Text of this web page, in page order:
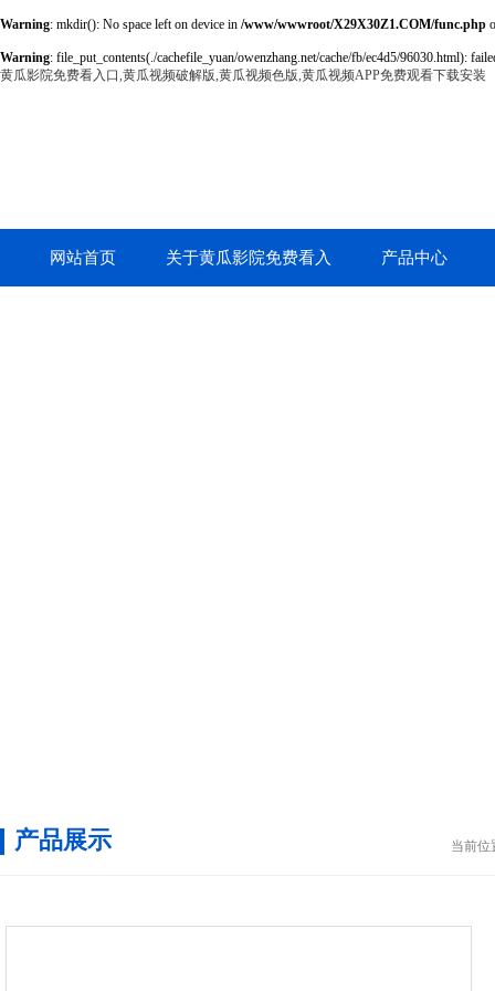
Warning: mkdir(): No space left on device in /www/wwwroot/X29X30Z1.COM/func.php
Warning: file_put_contents(./cachefile_yuan/owenzhang.net/cache/fb/ec4d5/96030.html):
黄瓜影院免费看入口,黄瓜视频破解版,黄瓜视频色版,黄瓜视频APP免费观看下载安装
网站首页 关于黄瓜影院免费看入 产品中心
当前位
产品展示